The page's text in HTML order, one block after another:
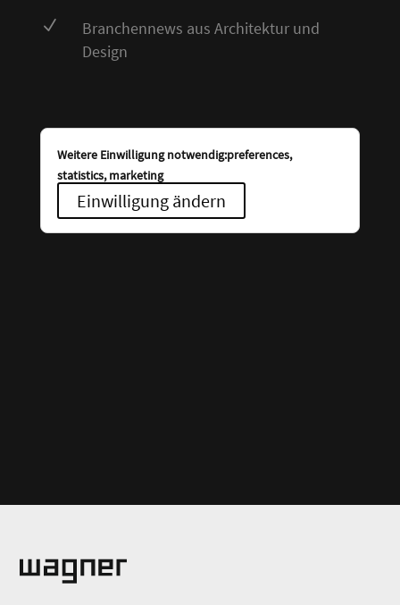
N
Branchennews aus Architektur und
Design
Weitere Einwilligung notwendig:preferences,
statistics, marketing
Einwilligung ändern